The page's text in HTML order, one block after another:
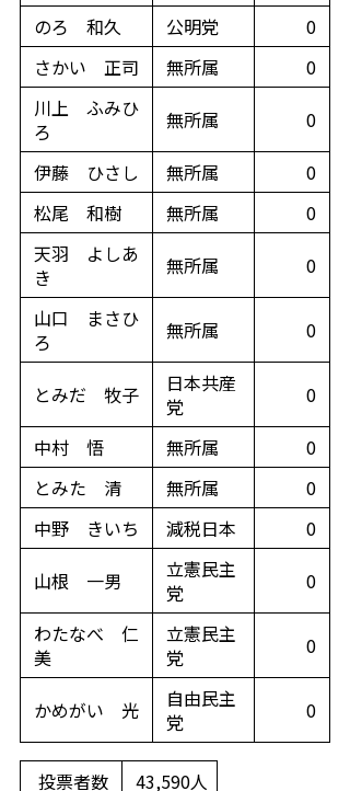
のろ 和久
公明党
0
さかい 正司
無所属
0
川上 ふみひ
ろ
無所属
0
伊藤 ひさし
無所属
0
松尾 和樹
無所属
0
天羽 よしあ
き
無所属
0
山口 まさひ
ろ
無所属 0
とみだ 牧子
日本共産
党
0
中村 悟
無所属
0
とみた 清
無所属
0
中野 きいち
減税日本
0
山根 一男
立憲民主
党
0
わたなべ 仁
美
立憲民主
党
0
かめがい 光
自由民主
党
0
投票者数
43,590人